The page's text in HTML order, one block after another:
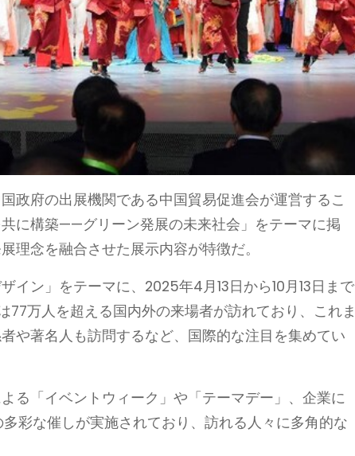
政府の出展機関である中国貿易促進会が運営するこ
に構築——グリーン発展の未来社会」をテーマに掲
理念を融合させた展示内容が特徴だ。
イン」をテーマに、2025年4月13日から10月13日まで
万人を超える国内外の来場者が訪れており、これま
や著名人も訪問するなど、国際的な注目を集めてい
る「イベントウィーク」や「テーマデー」、企業に
彩な催しが実施されており、訪れる人々に多角的な